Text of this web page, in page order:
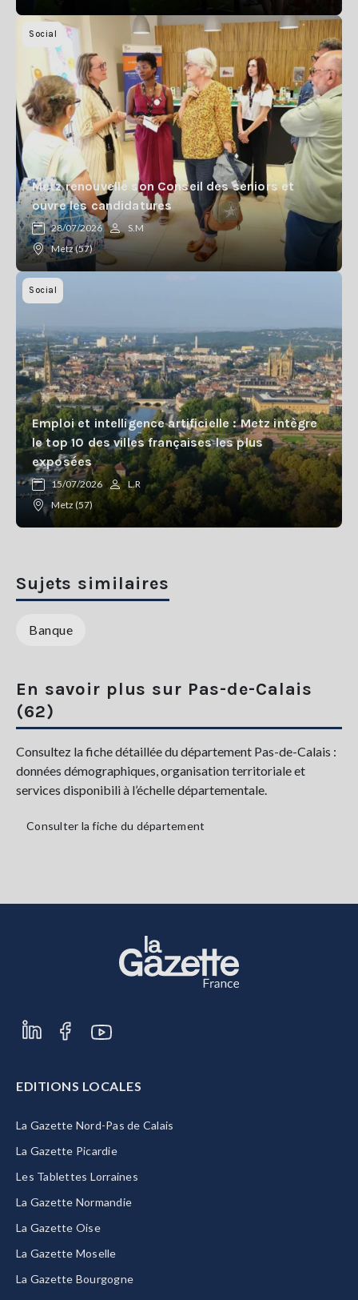
Social
Metz renouvelle son Conseil des seniors et
ouvre les candidatures
28/07/2026
S.M
Metz (57)
Social
Emploi et intelligence artificielle : Metz intègre
le top 10 des villes françaises les plus
exposées
15/07/2026
L.R
Metz (57)
Sujets similaires
Banque
En savoir plus sur Pas-de-Calais
(62)
Consultez la fiche détaillée du département Pas-de-Calais :
données démographiques, organisation territoriale et
services disponibili à l’échelle départementale.
Consulter la fiche du département
EDITIONS LOCALES
La Gazette Nord-Pas de Calais
La Gazette Picardie
Les Tablettes Lorraines
La Gazette Normandie
La Gazette Oise
La Gazette Moselle
La Gazette Bourgogne